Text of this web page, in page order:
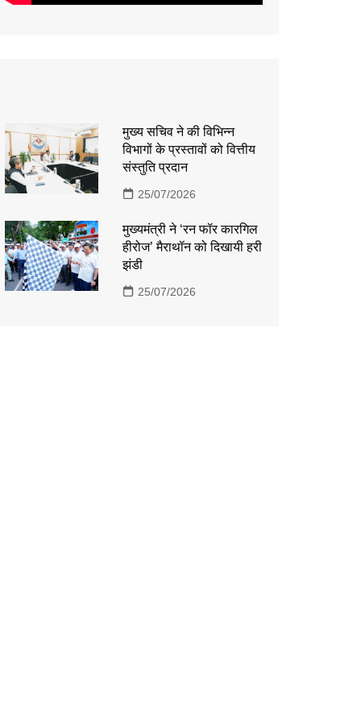
मुख्य सचिव ने की विभिन्न
विभागों के प्रस्तावों को वित्तीय
संस्तुति प्रदान
25/07/2026
मुख्यमंत्री ने ‘रन फॉर कारगिल
हीरोज’ मैराथॉन को दिखायी हरी
झंडी
25/07/2026